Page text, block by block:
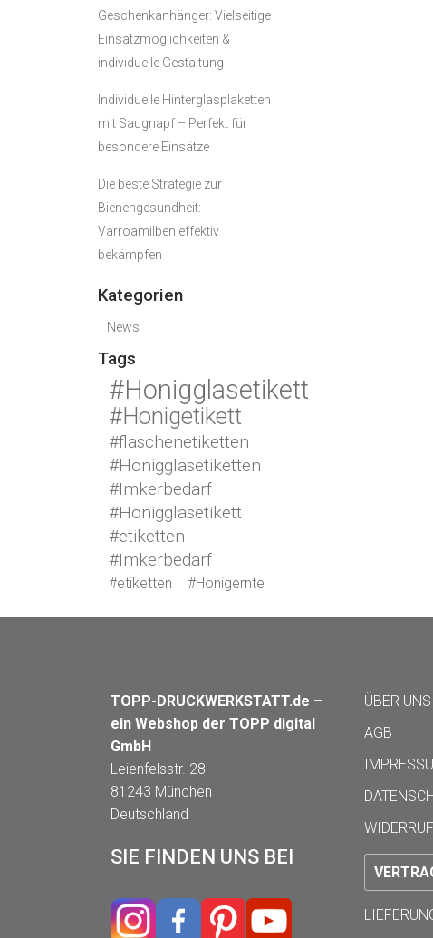
Geschenkanhänger: Vielseitige
Einsatzmöglichkeiten &
individuelle Gestaltung
Individuelle Hinterglasplaketten
mit Saugnapf – Perfekt für
besondere Einsätze
Die beste Strategie zur
Bienengesundheit:
Varroamilben effektiv
bekämpfen
Kategorien
News
Tags
#Honigglasetikett
#Honigetikett
#flaschenetiketten
#Honigglasetiketten
#Imkerbedarf
#Honigglasetikett
#etiketten
#Imkerbedarf
#etiketten #Honigernte
TOPP-DRUCKWERKSTATT.de –
ein Webshop der TOPP digital
GmbH
Leienfelsstr. 28
81243 München
Deutschland
SIE FINDEN UNS BEI
ÜBER UNS
AGB